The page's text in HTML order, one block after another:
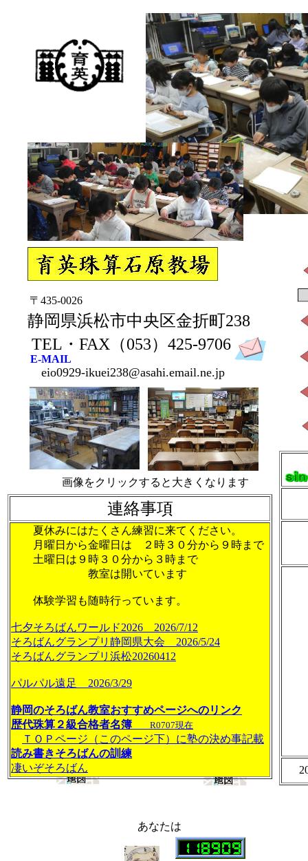
連絡事項
夏休みにはたくさん練習に来てください。
月曜日から金曜日は ２時３０分から９時まで
土曜日は９時３０分から３時まで
教室は開いています
体験学習も随時行っています。
七夕そろばんワールド2026 2026/7/12
そろばんグランプリ静岡県大会 2026/5/24
そろばんグランプリ浜松20260412
パルパル遠足 2026/3/29
静岡のそろばん教室おすすめページへのリンク
歴代珠算２級合格者名簿 R0707現在
ＴＯＰページ（このページ下）に塾の決め事記載
読み書きそろばんの訓練
凄いぞそろばん
E-MAIL
eio0929-ikuei238@asahi.email.ne.jp
（塾の地図） （塾周辺の地図は）
TEL・FAX（053）425-9706
画像をクリックすると大きくなります
あなたは
〒435-0026
静岡県浜松市中央区金折町238